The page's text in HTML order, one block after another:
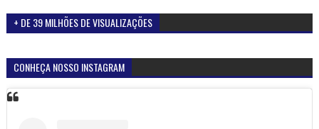
+ DE 39 MILHÕES DE VISUALIZAÇÕES
CONHEÇA NOSSO INSTAGRAM